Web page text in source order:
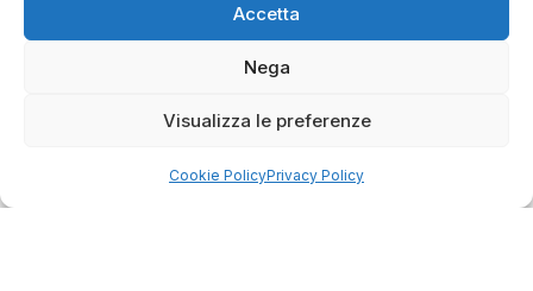
Accetta
Nega
Visualizza le preferenze
Cookie PolicyPrivacy Policy
Orari negozio
Mar – Sab: 10 – 13:30 ⇢ 14:30 – 19:00